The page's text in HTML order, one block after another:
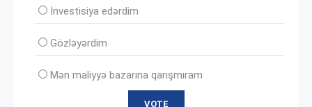
İnvеstisiya edərdim
Gözləyərdim
Mən maliyyə bazarına qarışmıram